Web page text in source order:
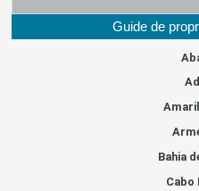
Guide de
Bahia
Cabo